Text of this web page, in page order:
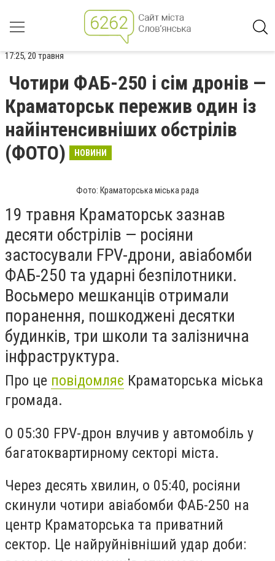
17:25, 20 травня
Чотири ФАБ-250 і сім дронів —
Краматорськ пережив один із
найінтенсивніших обстрілів
(ФОТО)
НОВИНИ
Фото: Краматорська міська рада
19 травня Краматорськ зазнав
десяти обстрілів — росіяни
застосували FPV-дрони, авіабомби
ФАБ-250 та ударні безпілотники.
Восьмеро мешканців отримали
поранення, пошкоджені десятки
будинків, три школи та залізнична
інфраструктура.
Про це повідомляє Краматорська міська
громада.
О 05:30 FPV-дрон влучив у автомобіль у
багатоквартирному секторі міста.
Через десять хвилин, о 05:40, росіяни
скинули чотири авіабомби ФАБ-250 на
центр Краматорська та приватний
сектор. Це найруйнівніший удар доби: